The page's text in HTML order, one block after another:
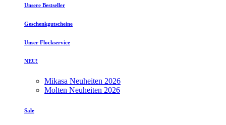
Unsere Bestseller
Geschenkgutscheine
Unser Flockservice
NEU!
Mikasa Neuheiten 2026
Molten Neuheiten 2026
Sale